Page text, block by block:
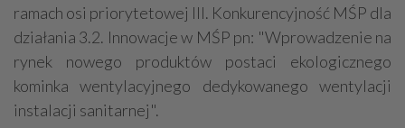
ramach osi priorytetowej III. Konkurencyjność MŚP dla
działania 3.2. Innowacje w MŚP pn: "Wprowadzenie na
rynek nowego produktów postaci ekologicznego
kominka wentylacyjnego dedykowanego wentylacji
instalacji sanitarnej".